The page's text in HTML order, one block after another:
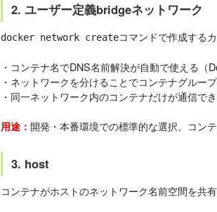
2. ユーザー定義bridgeネットワーク
docker network createコマンドで作成する
・コンテナ名でDNS名前解決が自動で使える（
・ネットワークを分けることでコンテナグルー
・同一ネットワーク内のコンテナだけが通信で
用途： 開発・本番環境での標準的な選択。コン
3. host
コンテナがホストのネットワーク名前空間を共有